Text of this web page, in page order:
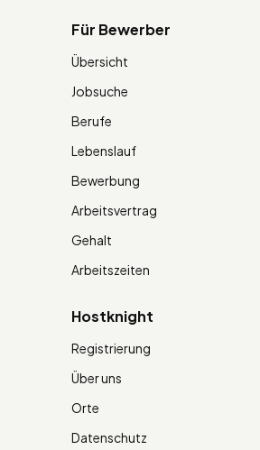
Für Bewerber
Übersicht
Jobsuche
Berufe
Lebenslauf
Bewerbung
Arbeitsvertrag
Gehalt
Arbeitszeiten
Hostknight
Registrierung
Über uns
Orte
Datenschutz